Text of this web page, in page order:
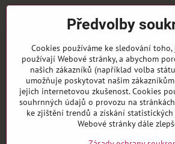
Zasíláme i na SlovenskoPředvolby
Cookies používáme ke sledování toho,
používají Webové stránky, a abychom
našich zákazníků (například volba
umožňuje poskytovat našim
jejich internetovou zkušenost. Cookies
souhrnných údajů o provozu na
ke zjištění trendů a získání
Webové stránky dále